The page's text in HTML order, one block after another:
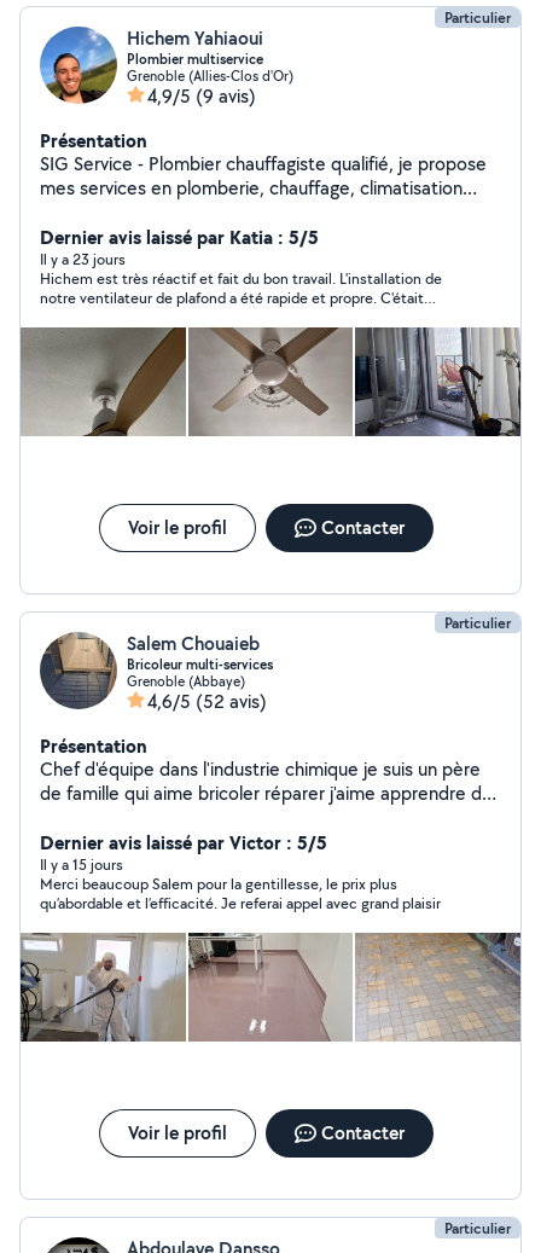
Particulier
Hichem Yahiaoui
Plombier multiservice
Grenoble (Allies-Clos d'Or)
4,9/5 (9 avis)
Présentation
SIG Service - Plombier chauffagiste qualifié, je propose
mes services en plomberie, chauffage, climatisation
manutention. Services proposés : Réparation de fuite
Installation sanitaire Chauffage / climatisation Montage
de meubles Bricolage divers · Déménagement Aide au
déménagement Débarras Livraison et transport d'objets
Travail sérieux, prix corrects, ponctualité et efficacité.
Dernier avis laissé par Katia : 5/5
Il y a 23 jours
Hichem est très réactif et fait du bon travail. L'installation de
notre ventilateur de plafond a été rapide et propre. C'était
Voir le profil Contacter
Particulier
Salem Chouaieb
Bricoleur multi-services
Grenoble (Abbaye)
4,6/5 (52 avis)
Présentation
Chef d'équipe dans l'industrie chimique je suis un père
de famille qui aime bricoler réparer j'aime apprendre de
de tringles spécialisé dans le nettoyage industriel ou aux
particuliers sérieux et rigoureux.
Dernier avis laissé par Victor : 5/5
Il y a 15 jours
Merci beaucoup Salem pour la gentillesse, le prix plus
qu’abordable et l’efficacité. Je referai appel avec grand plaisir
Voir le profil Contacter
Particulier